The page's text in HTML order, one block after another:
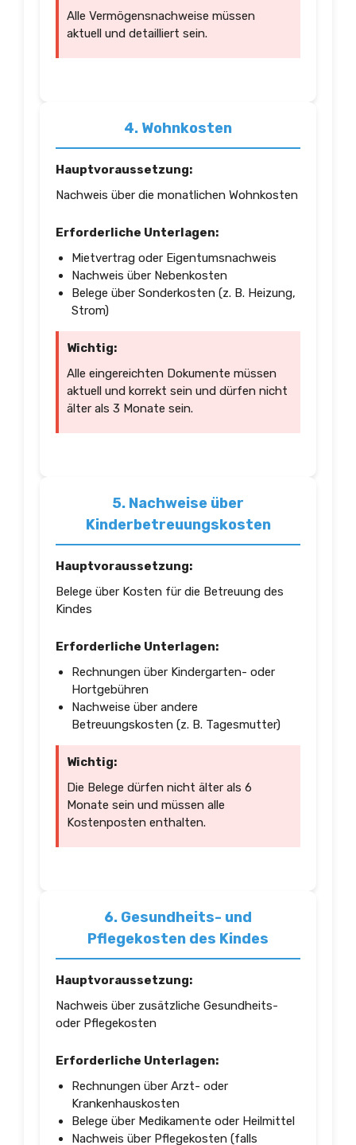
Alle Vermögensnachweise müssen
aktuell und detailliert sein.
4. Wohnkosten
Hauptvoraussetzung:
Nachweis über die monatlichen Wohnkosten
Erforderliche Unterlagen:
Mietvertrag oder Eigentumsnachweis
Nachweis über Nebenkosten
Belege über Sonderkosten (z. B. Heizung,
Strom)
Wichtig:
Alle eingereichten Dokumente müssen
aktuell und korrekt sein und dürfen nicht
älter als 3 Monate sein.
5. Nachweise über
Kinderbetreuungskosten
Hauptvoraussetzung:
Belege über Kosten für die Betreuung des
Kindes
Erforderliche Unterlagen:
Rechnungen über Kindergarten- oder
Hortgebühren
Nachweise über andere
Betreuungskosten (z. B. Tagesmutter)
Wichtig:
Die Belege dürfen nicht älter als 6
Monate sein und müssen alle
Kostenposten enthalten.
6. Gesundheits- und
Pflegekosten des Kindes
Hauptvoraussetzung:
Nachweis über zusätzliche Gesundheits-
oder Pflegekosten
Erforderliche Unterlagen:
Rechnungen über Arzt- oder
Krankenhauskosten
Belege über Medikamente oder Heilmittel
Nachweis über Pflegekosten (falls